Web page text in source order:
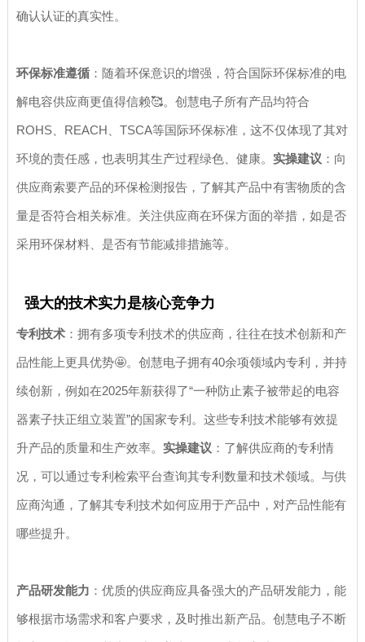
确认认证的真实性。
环保标准遵循：随着环保意识的增强，符合国际环保标准的电
解电容供应商更值得信赖🥰。创慧电子所有产品均符合
ROHS、REACH、TSCA等国际环保标准，这不仅体现了其对
环境的责任感，也表明其生产过程绿色、健康。 实操建议 ：向
供应商索要产品的环保检测报告，了解其产品中有害物质的含
量是否符合相关标准。关注供应商在环保方面的举措，如是否
采用环保材料、是否有节能减排措施等。
强大的技术实力是核心竞争力
专利技术：拥有多项专利技术的供应商，往往在技术创新和产
品性能上更具优势🤩。创慧电子拥有40余项领域内专利，并持
续创新，例如在2025年新获得了“一种防止素子被带起的电容
器素子扶正组立装置”的国家专利。这些专利技术能够有效提
升产品的质量和生产效率。 实操建议 ：了解供应商的专利情
况，可以通过专利检索平台查询其专利数量和技术领域。与供
应商沟通，了解其专利技术如何应用于产品中，对产品性能有
哪些提升。
产品研发能力 ：优质的供应商应具备强大的产品研发能力，能
够根据市场需求和客户要求，及时推出新产品。创慧电子不断